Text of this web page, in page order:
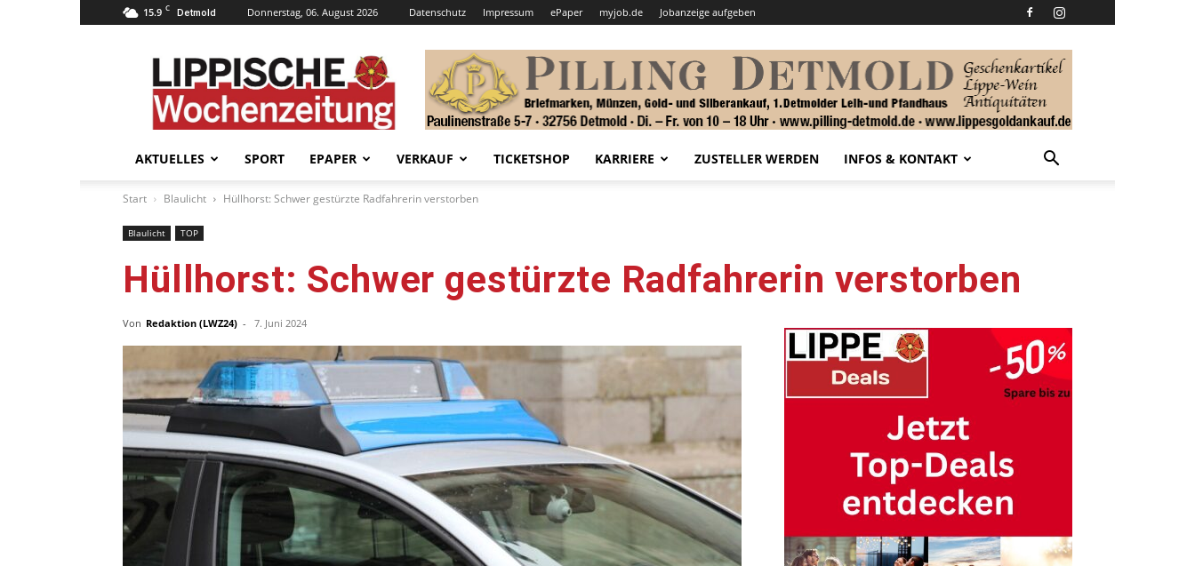
15.9 C Detmold Donnerstag, 06. August 2026 Datenschutz Impressum ePaper myjob.de Jobanzeige aufgeben
Lippische
Wochenzeitung
–
LWZ24.de
AKTUELLES SPORT EPAPER VERKAUF TICKETSHOP KARRIERE ZUSTELLER WERDEN INFOS & KONTAKT
Start Blaulicht Hüllhorst: Schwer gestürzte Radfahrerin verstorben
Blaulicht TOP
Hüllhorst: Schwer gestürzte Radfahrerin verstorben
Von Redaktion (LWZ24) - 7. Juni 2024